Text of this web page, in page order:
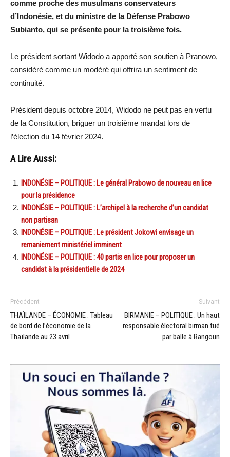
comme proche des musulmans conservateurs
d’Indonésie, et du ministre de la Défense Prabowo
Subianto, qui se présente pour la troisième fois.
Le président sortant Widodo a apporté son soutien à Pranowo,
considéré comme un modéré qui offrira un sentiment de
continuité.
Président depuis octobre 2014, Widodo ne peut pas en vertu
de la Constitution, briguer un troisième mandat lors de
l’élection du 14 février 2024.
A Lire Aussi:
INDONÉSIE – POLITIQUE : Le général Prabowo de nouveau en lice
pour la présidence
INDONÉSIE – POLITIQUE : L’archipel à la recherche d’un candidat
non partisan
INDONÉSIE – POLITIQUE : Le président Jokowi envisage un
remaniement ministériel imminent
INDONÉSIE – POLITIQUE : 40 partis en lice pour proposer un
candidat à la présidentielle de 2024
Précédent
THAÏLANDE – ÉCONOMIE : Tableau
de bord de l’économie de la
Thaïlande au 23 avril
Suivant
BIRMANIE – POLITIQUE : Un haut
responsable électoral birman tué
par balle à Rangoun